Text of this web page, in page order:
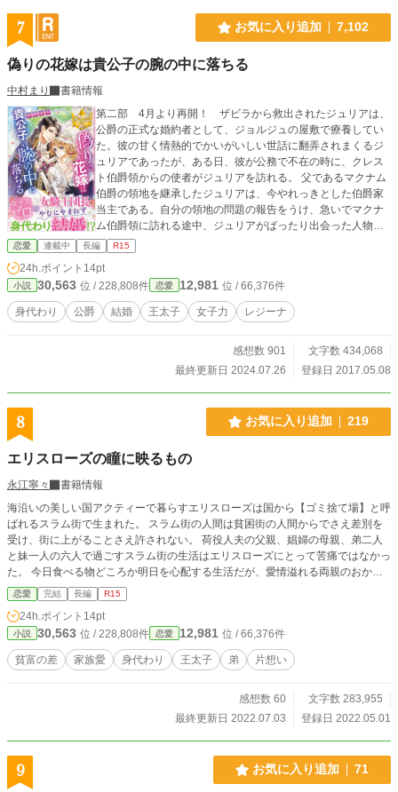
7 お気に入り追加 7,102
偽りの花嫁は貴公子の腕の中に落ちる
中村まり
書籍情報
第二部 4月より再開！ ザビラから救出されたジュリアは、
公爵の正式な婚約者として、ジョルジュの屋敷で療養してい
た。彼の甘く情熱的でかいがいしい世話に翻弄されまくるジ
ュリアであったが、ある日、彼が公務で不在の時に、クレス
ト伯爵領からの使者がジュリアを訪れる。 父であるマクナム
伯爵の領地を継承したジュリアは、今やれっきとした伯爵家
当主である。自分の領地の問題の報告をうけ、急いでマクナ
ム伯爵領に訪れる途中、ジュリアがばったり出会った人物の
ごたごたに巻き込まれてしまう。結婚式までに帰らなければ
ならないのに・・・── その頃、ジョルジュは国境線を巡る
外交交渉のまっただ中で・・・・！ 第一部 ｢お前にソフ
ィーの身代わりとして、嫁いでもらいたい｣ ある日、突然、
女騎士団長のジュリアに、叔父から命じられた言葉 ─ 王家
の命令によって、クレスト伯爵に従姉妹が嫁がされることと
分が差し出されなければならないのだ！ そんな成り行きに呆
然としているジュリアに告げられたもう一つのこと。 ─ 夫
で向った結婚式の祭壇で、彼女を出迎えたのは、それはそれ
は妖艶な男性で。ジョルジュ・ガルバーニ公爵は、なんと代
理の花婿様だと言う。 しかし、そんな彼も、とある理由があ
って婚礼の場にやってきてたのだが・・・・。 そして、夫が
不在のまま、結婚二日目にして発覚したクレスト伯爵家の大
た伯爵家の威信・・・。 問題だらけのクレスト伯爵領を、ジ
ュリアは、なんとか立て直そうと、孤軍奮闘しようとする。
ガルバーニ公爵は、そんな彼女を優しく支えてくれて。ジュ
リアの心には親しみ以上の感情が芽生えてしまうが・・・
そこに、花婿本人のクレスト伯爵が戦から帰還してきて！ や
むにやまれず身代わり結婚させられてしまった不遇な女騎士
団長は、幸せになれるのか？！
恋愛 連載中 長編 R15
24h.ポイント 14pt
小説 30,563 位 / 228,808件 恋愛 12,981 位 / 66,376件
身代わり 公爵 結婚 王太子 女子力 レジーナ
感想数 901
文字数 434,068
最終更新日 2024.07.26
登録日 2017.05.08
8 お気に入り追加 219
エリスローズの瞳に映るもの
永江寧々
書籍情報
海沿いの美しい国アクティーで暮らすエリスローズは国から【ゴミ捨て場】と呼
ばれるスラム街で生まれた。 スラム街の人間は貧困街の人間からでさえ差別を
受け、街に上がることさえ許されない。 荷役人夫の父親、娼婦の母親、弟二人
と妹一人の六人で過ごすスラム街の生活はエリスローズにとって苦痛ではなかっ
た。 今日食べる物どころか明日を心配する生活だが、愛情溢れる両親のおかげ
で毎日が幸せだった。 愛する家族がいれば朝から夜中まで働くことだって苦痛
ではなかった。家族のためならなんでもする。 そんなエリスローズのもとを訪
ねた一人の男から提案を受けた。 【王太子妃が行方不明であり、一ヶ月後に行
われるパレードに代わりに出席しろ】と。 給金が出ると聞いて行く覚悟を決め
たエリスローズは両親の反対を押し切って入城する。 字の読み書きさえできな
いスラム街出身だと聞いても差別をしない王太子の優しさに触れ、愛情を受ける
さい。 ※ショタおねショタ的な物が苦手な方もご注意ください。 ※暗いお話で
気付かなければならないことを見逃している間違いや矛盾などありましたら教え
てくださり助かっています。お読みくださっている方々には大変申し訳ないで
恋愛 完結 長編 R15
24h.ポイント 14pt
小説 30,563 位 / 228,808件 恋愛 12,981 位 / 66,376件
貧富の差 家族愛 身代わり 王太子 弟 片想い
感想数 60
文字数 283,955
最終更新日 2022.07.03
登録日 2022.05.01
9 お気に入り追加 71